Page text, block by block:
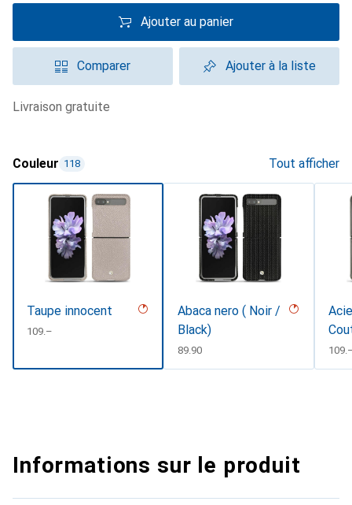
Ajouter au panier
Comparer Ajouter à la liste
livraison gratuite
Couleur 118 Tout afficher
Taupe innocent
CHF
109.–
Abaca nero ( Noir /
Black)
CHF
89.90 CHF
Informations sur le produit